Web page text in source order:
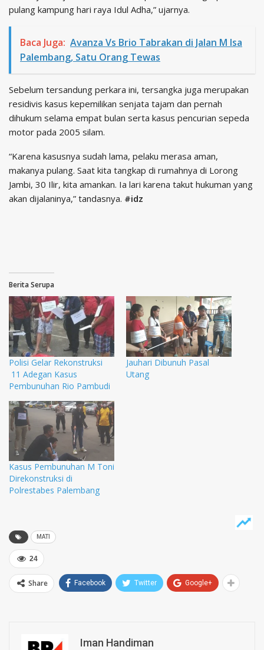
pulang kampung hari raya Idul Adha,” ujarnya.
Baca Juga: Avanza Vs Brio Tabrakan di Jalan M Isa
Palembang, Satu Orang Tewas
Sebelum tersandung perkara ini, tersangka juga merupakan
residivis kasus kepemilikan senjata tajam dan pernah
dihukum selama empat bulan serta kasus pencurian sepeda
motor pada 2005 silam.
“Karena kasusnya sudah lama, pelaku merasa aman,
makanya pulang. Saat kita tangkap di rumahnya di Lorong
Jambi, 30 Ilir, kita amankan. Ia lari karena takut hukuman yang
akan dijalaninya,” tandasnya. #idz
Berita Serupa
Polisi Gelar Rekonstruksi
11 Adegan Kasus
Pembunuhan Rio Pambudi
Jauhari Dibunuh Pasal
Utang
Kasus Pembunuhan M Toni
Direkonstruksi di
Polrestabes Palembang
MATI
24
Share Facebook Twitter Google+
Iman Handiman